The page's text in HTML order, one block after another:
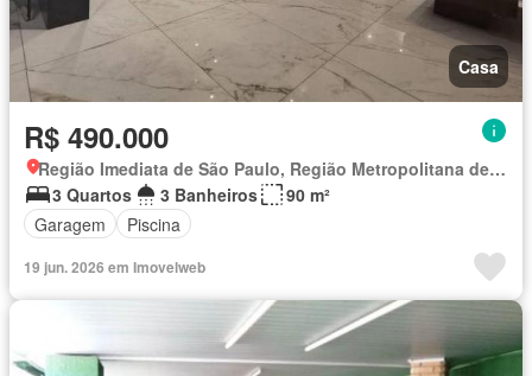
Casa
R$ 490.000
Região Imediata de São Paulo, Região Metropolitana de São Paulo
3 Quartos
3 Banheiros
90 m²
Garagem
Piscina
19 jun. 2026 em Imovelweb